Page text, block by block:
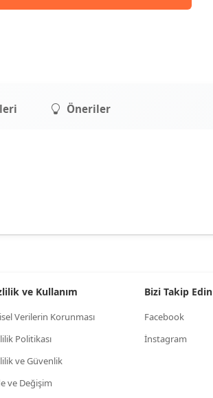
Öneriler
ve Kullanım
Verilerin Korunması
Politikası
ve Güvenlik
ve Değişim
Bizi Takip Edin
Facebook
İnstagram